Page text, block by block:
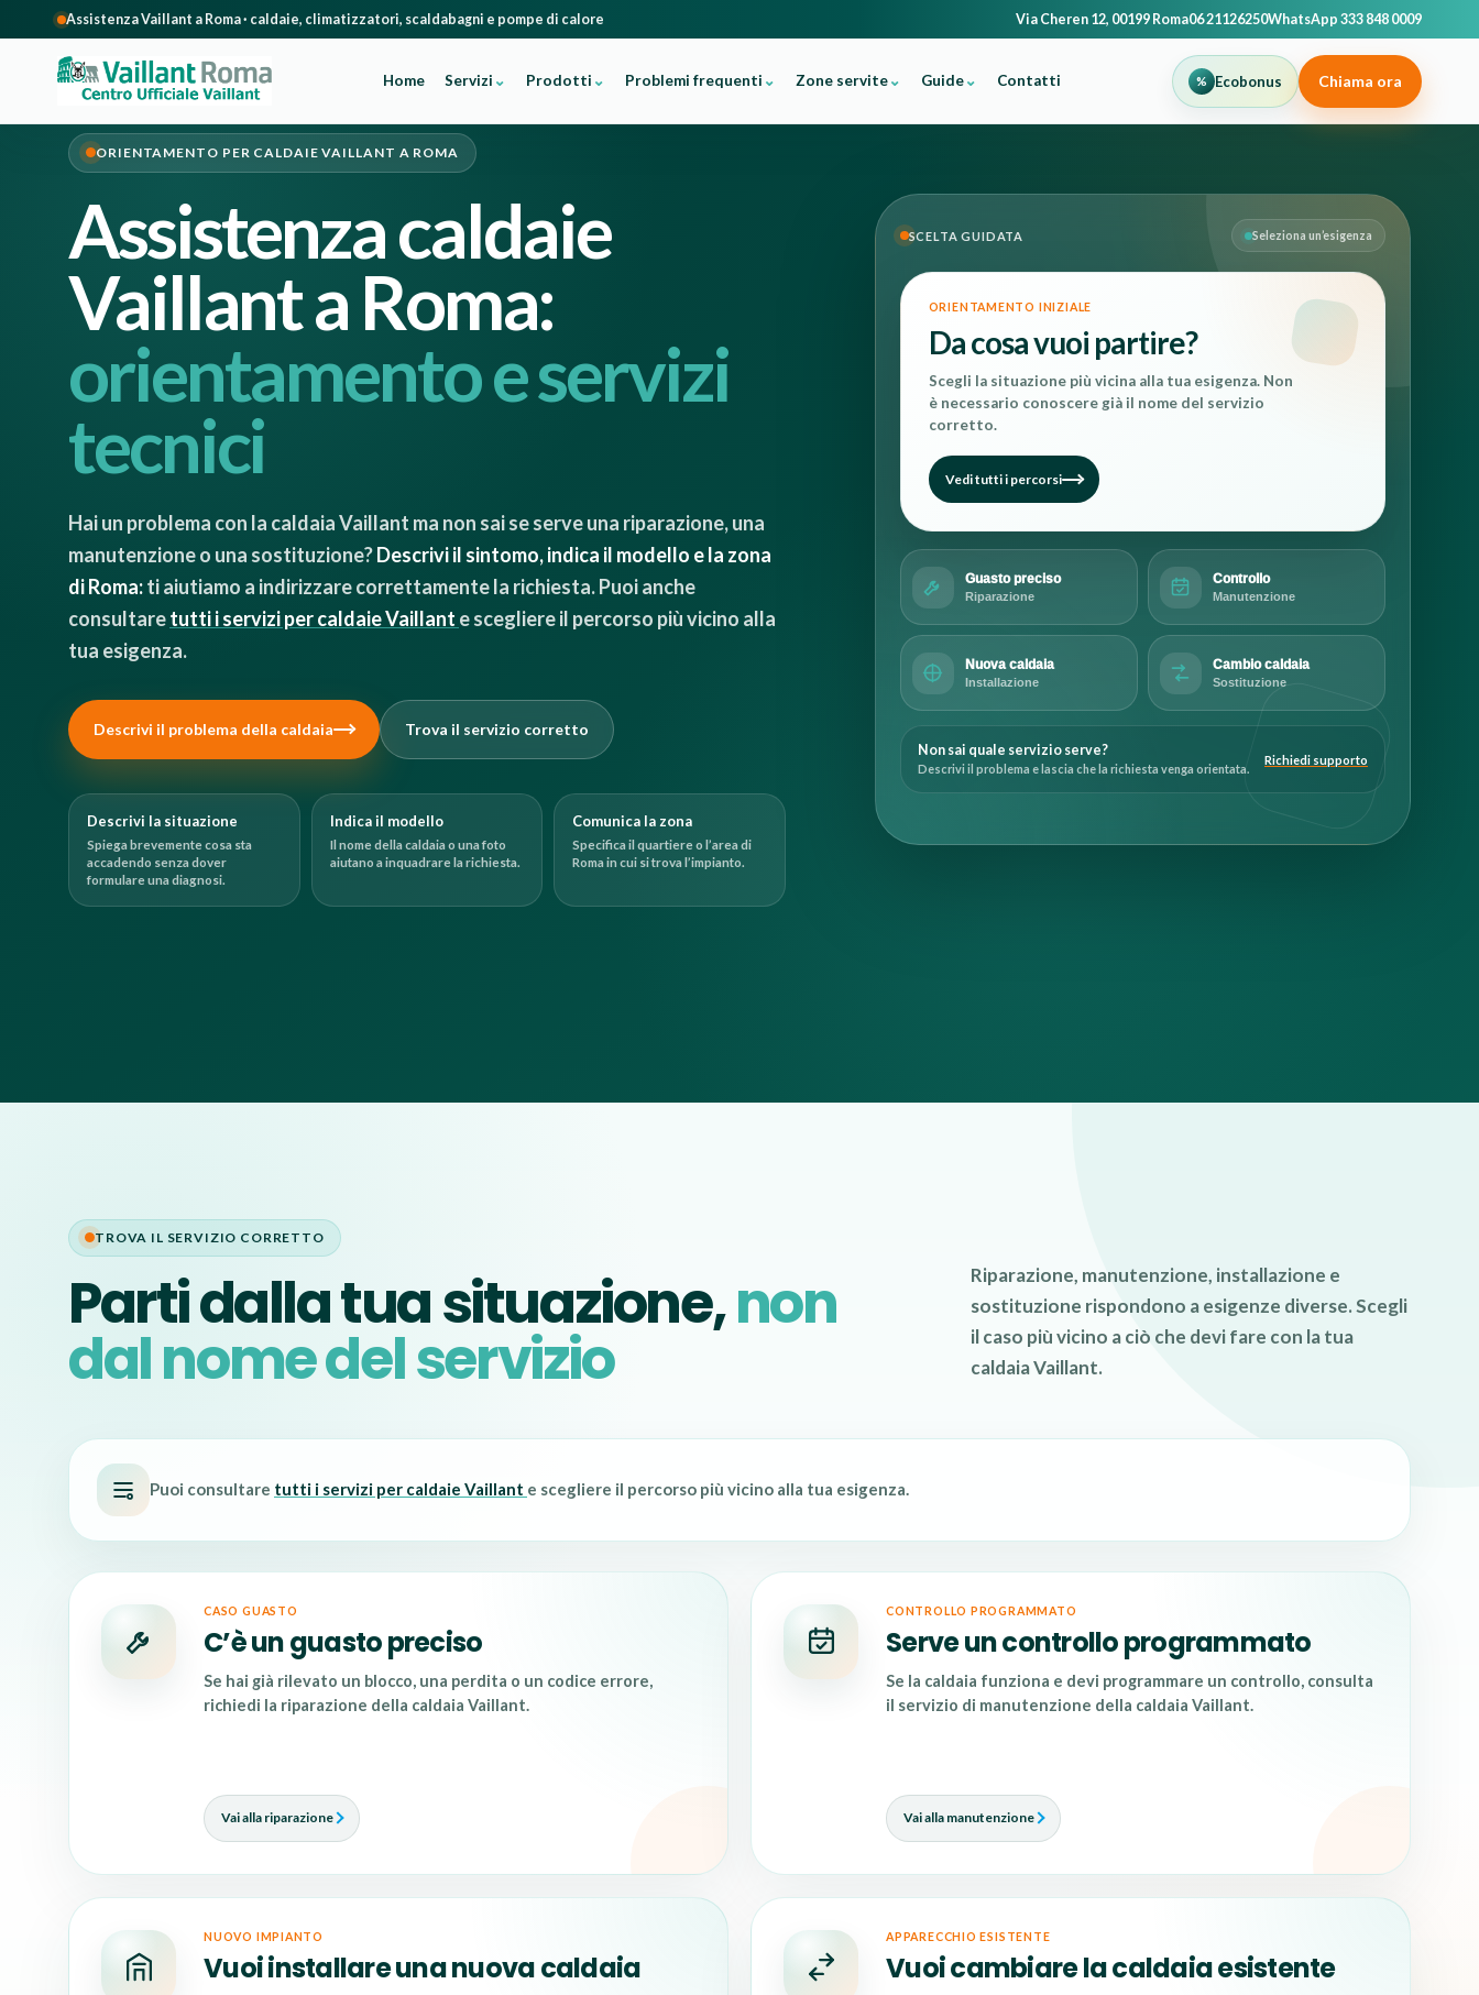
Assistenza Vaillant a Roma · caldaie, climatizzatori, scaldabagni e pompe di calore Via Cheren 12, 00199 Roma06 21126250WhatsApp 333 848 0009
Home Servizi Prodotti Problemi frequenti Zone servite Guide Contatti Ecobonus Chiama ora
al
contenuto
ORIENTAMENTO PER CALDAIE VAILLANT A ROMA
Assistenza caldaie
Vaillant a Roma:
orientamento e servizi
tecnici
Hai un problema con la caldaia Vaillant ma non sai se serve una riparazione, una
manutenzione o una sostituzione?Descrivi il sintomo, indica il modello e la zona
di Roma:ti aiutiamo a indirizzare correttamente la richiesta. Puoi anche
consultaretutti i servizi per caldaie Vaillant e scegliere il percorso più vicino alla
tua esigenza.
Descrivi il problema della caldaia Trova il servizio corretto
Descrivi la situazione
Spiega brevemente cosa sta
accadendo senza dover
formulare una diagnosi.
Indica il modello
Il nome della caldaia o una foto
aiutano a inquadrare la richiesta.
Comunica la zona
Specifica il quartiere o l’area di
Roma in cui si trova l’impianto.
SCELTA GUIDATA Seleziona un’esigenza
ORIENTAMENTO INIZIALE
Da cosa vuoi partire?
Scegli la situazione più vicina alla tua esigenza. Non
è necessario conoscere già il nome del servizio
corretto.
Vedi tutti i percorsi
Guasto preciso
Riparazione
Controllo
Manutenzione
Nuova caldaia
Installazione
Cambio caldaia
Sostituzione
Non sai quale servizio serve?
Descrivi il problema e lascia che la richiesta venga orientata.
Richiedi supporto
TROVA IL SERVIZIO CORRETTO
Parti dalla tua situazione,non
dal nome del servizio
Riparazione, manutenzione, installazione e
sostituzione rispondono a esigenze diverse. Scegli
il caso più vicino a ciò che devi fare con la tua
caldaia Vaillant.
Puoi consultare tutti i servizi per caldaie Vaillant e scegliere il percorso più vicino alla tua esigenza.
CASO GUASTO
C’è un guasto preciso
Se hai già rilevato un blocco, una perdita o un codice errore,
richiedi la riparazione della caldaia Vaillant.
Vai alla riparazione
CONTROLLO PROGRAMMATO
Serve un controllo programmato
Se la caldaia funziona e devi programmare un controllo, consulta
il servizio di manutenzione della caldaia Vaillant.
Vai alla manutenzione
NUOVO IMPIANTO
Vuoi installare una nuova caldaia
APPARECCHIO ESISTENTE
Vuoi cambiare la caldaia esistente